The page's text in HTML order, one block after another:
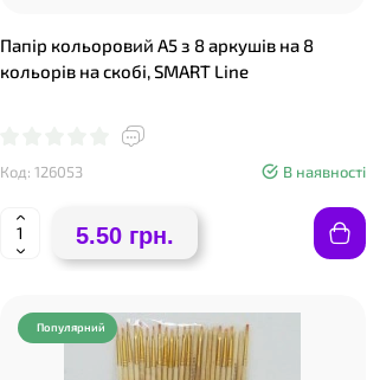
Папір кольоровий А5 з 8 аркушів на 8
кольорів на скобі, SMART Line
Код: 126053 В наявності
5.50 грн.
Популярний